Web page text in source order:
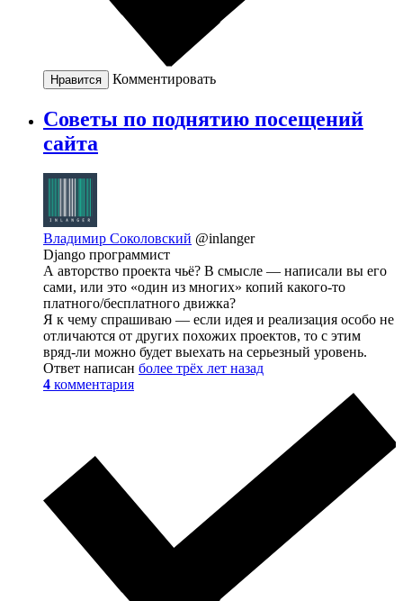
Нравится Комментировать
Советы по поднятию посещений
сайта
Владимир Соколовский @inlanger
Django программист
А авторство проекта чьё? В смысле — написали вы его
сами, или это «один из многих» копий какого-то
платного/бесплатного движка?
Я к чему спрашиваю — если идея и реализация особо не
отличаются от других похожих проектов, то с этим
вряд-ли можно будет выехать на серьезный уровень.
Ответ написан более трёх лет назад
4 комментария